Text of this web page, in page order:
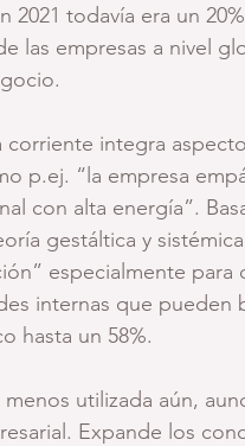
2021 todavía era un
las empresas a nivel
corriente integra
p.ej. “la empresa
con alta energía”.
gestáltica y
especialmente
internas que
hasta un 58%.
menos utilizada aún,
Expande los